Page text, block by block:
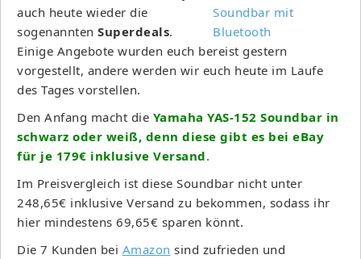
auch heute wieder die
sogenannten Superdeals.
Einige Angebote wurden euch bereist gestern
vorgestellt, andere werden wir euch heute im Laufe
des Tages vorstellen.
Den Anfang macht die Yamaha YAS-152 Soundbar in
schwarz oder weiß, denn diese gibt es bei eBay
für je 179€ inklusive Versand.
Im Preisvergleich ist diese Soundbar nicht unter
248,65€ inklusive Versand zu bekommen, sodass ihr
hier mindestens 69,65€ sparen könnt.
Die 7 Kunden bei Amazon sind zufrieden und